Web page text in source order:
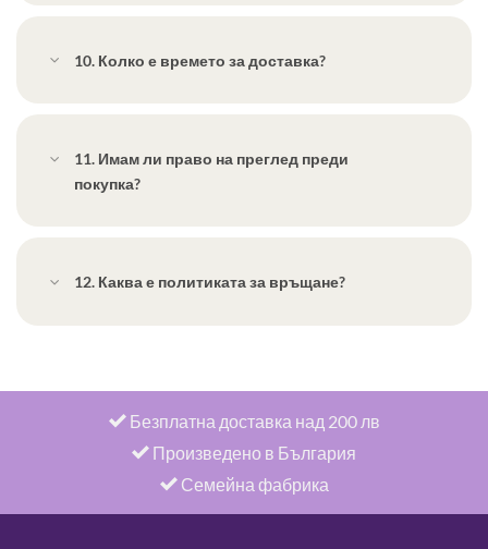
10. Колко е времето за доставка?
11. Имам ли право на преглед преди
покупка?
12. Каква е политиката за връщане?
Безплатна доставка над 200 лв
Произведено в България
Семейна фабрика